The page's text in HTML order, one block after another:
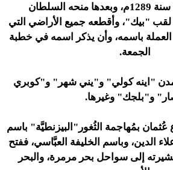
688 هـ، الموافقة سنة 1289م، وبعدها منحه السلطان
لقب "بيك"، وأقطعه جميع الأراضي التي
باسمه، وأن يذكر اسمه في خطبة
الجمعة.
مدن "اينه كولي" و"يني شهر" و"كوبري
و"بلجك" وغيرها.
شرع عُثمان بمُهاجمة الثُغور"البيزنطيَّة" باسم
الدين، وباسم الخليفة العبَّاسي، ففتح
إلى سواحل بحر مرمرة، والبحر